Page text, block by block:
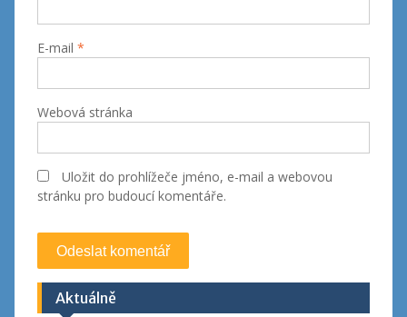
E-mail *
Webová stránka
Uložit do prohlížeče jméno, e-mail a webovou
stránku pro budoucí komentáře.
Aktuálně